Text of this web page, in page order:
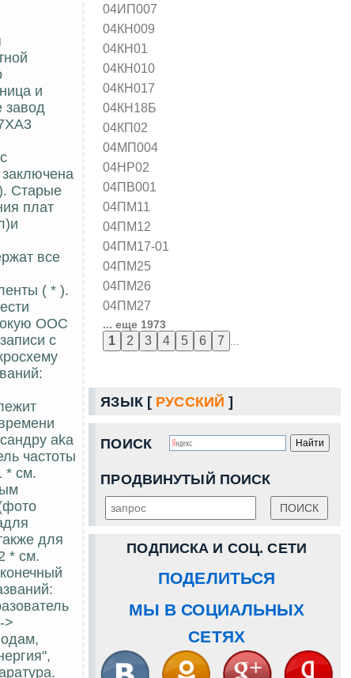
04ИП007
04КН009
04КН01
04КН010
04КН017
04КН18Б
04КП02
04МП004
04НР02
04ПВ001
04ПМ11
04ПМ12
04ПМ17-01
04ПМ25
04ПМ26
04ПМ27
... еще 1973
ЯЗЫК [ РУССКИЙ ]
ПОИСК
ПРОДВИНУТЫЙ ПОИСК
ПОДПИСКА И СОЦ. СЕТИ
ПОДЕЛИТЬСЯ
МЫ В СОЦИАЛЬНЫХ
СЕТЯХ
и
завод
Старые
плат
все
( * ).
ООС
с
aka
частоты
* см.
для
* см.
>